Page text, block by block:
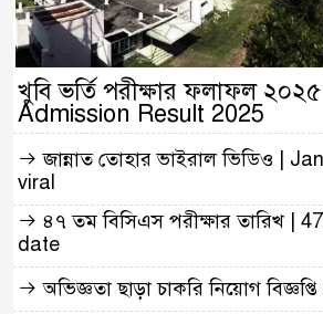
খুবি ভর্তি পরীক্ষার ফলাফল
Admission Result 2025
জান্নাত তোহার ভাইরাল ভিডিও |
viral
৪৭ তম বিসিএস পরীক্ষার তারিখ |
date
অভিজ্ঞতা ছাড়া চাকরি নিয়োগ